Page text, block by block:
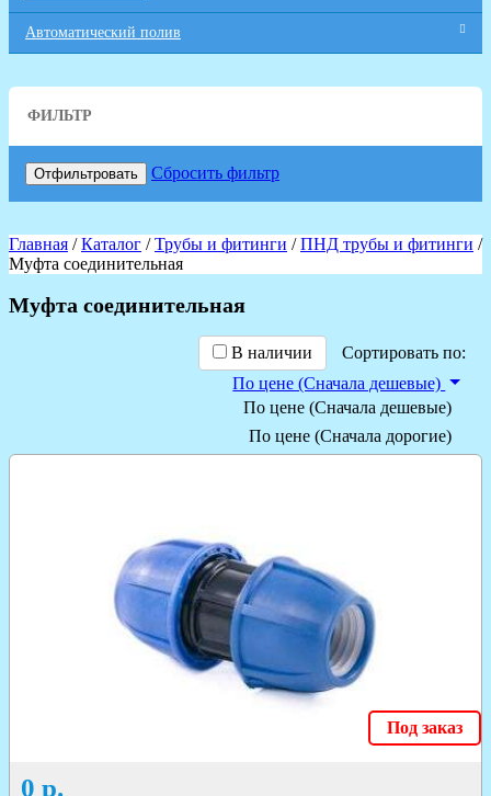
Автоматический полив
ФИЛЬТР
Отфильтровать Сбросить фильтр
Главная /Каталог /Трубы и фитинги /ПНД трубы и фитинги /
Муфта соединительная
Муфта соединительная
В наличии
Сортировать по:
По цене (Сначала дешевые)
По цене (Сначала дешевые)
По цене (Сначала дорогие)
Под заказ
0 р.